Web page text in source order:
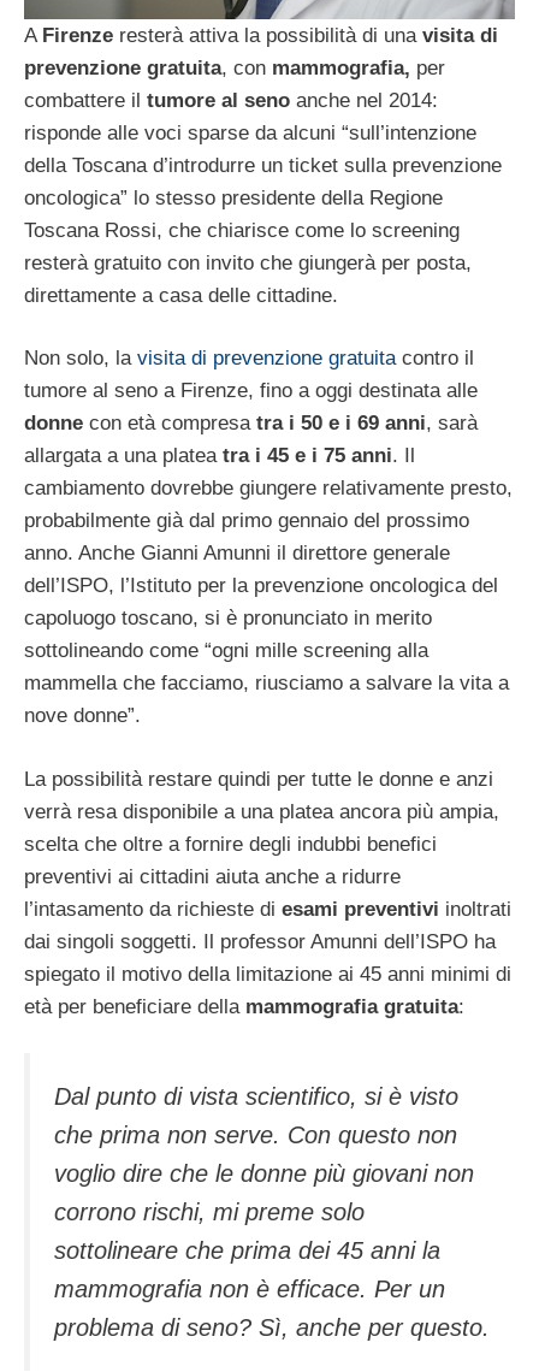
A Firenze resterà attiva la possibilità di una visita di
prevenzione gratuita, con mammografia, per
combattere il tumore al seno anche nel 2014:
risponde alle voci sparse da alcuni “sull’intenzione
della Toscana d’introdurre un ticket sulla prevenzione
oncologica” lo stesso presidente della Regione
Toscana Rossi, che chiarisce come lo screening
resterà gratuito con invito che giungerà per posta,
direttamente a casa delle cittadine.
Non solo, lavisita di prevenzione gratuitacontro il
tumore al seno a Firenze, fino a oggi destinata alle
donne con età compresatra i 50 e i 69 anni, sarà
allargata a una plateatra i 45 e i 75 anni. Il
cambiamento dovrebbe giungere relativamente presto,
probabilmente già dal primo gennaio del prossimo
anno. Anche Gianni Amunni il direttore generale
dell’ISPO, l’Istituto per la prevenzione oncologica del
capoluogo toscano, si è pronunciato in merito
sottolineando come “ogni mille screening alla
mammella che facciamo, riusciamo a salvare la vita a
nove donne”.
La possibilità restare quindi per tutte le donne e anzi
verrà resa disponibile a una platea ancora più ampia,
scelta che oltre a fornire degli indubbi benefici
preventivi ai cittadini aiuta anche a ridurre
l’intasamento da richieste di esami preventivi inoltrati
dai singoli soggetti. Il professor Amunni dell’ISPO ha
spiegato il motivo della limitazione ai 45 anni minimi di
età per beneficiare della mammografia gratuita:
Dal punto di vista scientifico, si è visto
che prima non serve. Con questo non
voglio dire che le donne più giovani non
corrono rischi, mi preme solo
sottolineare che prima dei 45 anni la
mammografia non è efficace. Per un
problema di seno? Sì, anche per questo.